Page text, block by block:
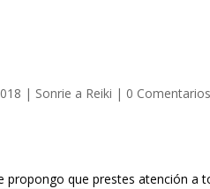
| Sonrie a Reiki | 0 Comentarios
que prestes atención a